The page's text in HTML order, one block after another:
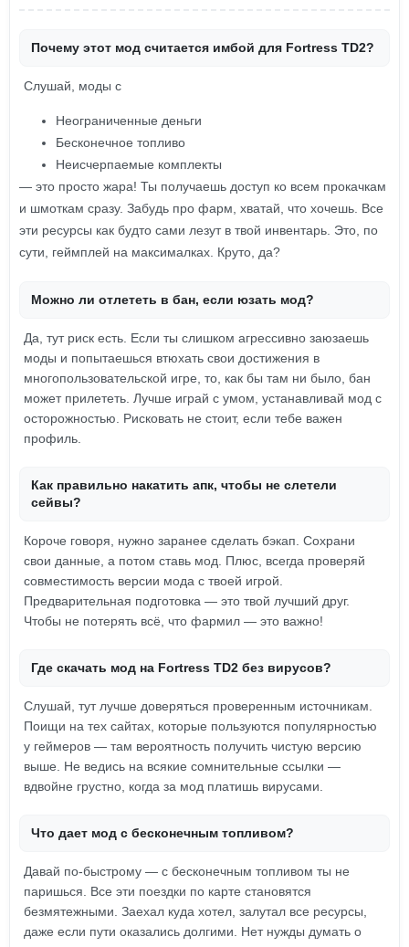
Почему этот мод считается имбой для Fortress TD2?
Слушай, моды с
Неограниченные деньги
Бесконечное топливо
Неисчерпаемые комплекты
— это просто жара! Ты получаешь доступ ко всем прокачкам
и шмоткам сразу. Забудь про фарм, хватай, что хочешь. Все
эти ресурсы как будто сами лезут в твой инвентарь. Это, по
сути, геймплей на максималках. Круто, да?
Можно ли отлететь в бан, если юзать мод?
Да, тут риск есть. Если ты слишком агрессивно заюзаешь
моды и попытаешься втюхать свои достижения в
многопользовательской игре, то, как бы там ни было, бан
может прилететь. Лучше играй с умом, устанавливай мод с
осторожностью. Рисковать не стоит, если тебе важен
профиль.
Как правильно накатить апк, чтобы не слетели
сейвы?
Короче говоря, нужно заранее сделать бэкап. Сохрани
свои данные, а потом ставь мод. Плюс, всегда проверяй
совместимость версии мода с твоей игрой.
Предварительная подготовка — это твой лучший друг.
Чтобы не потерять всё, что фармил — это важно!
Где скачать мод на Fortress TD2 без вирусов?
Слушай, тут лучше доверяться проверенным источникам.
Поищи на тех сайтах, которые пользуются популярностью
у геймеров — там вероятность получить чистую версию
выше. Не ведись на всякие сомнительные ссылки —
вдвойне грустно, когда за мод платишь вирусами.
Что дает мод с бесконечным топливом?
Давай по-быстрому — с бесконечным топливом ты не
паришься. Все эти поездки по карте становятся
безмятежными. Заехал куда хотел, залутал все ресурсы,
даже если пути оказались долгими. Нет нужды думать о